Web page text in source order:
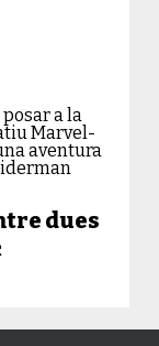
dues